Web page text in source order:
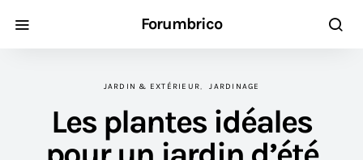
Forumbrico
JARDIN & EXTÉRIEUR JARDINAGE
Les plantes idéales